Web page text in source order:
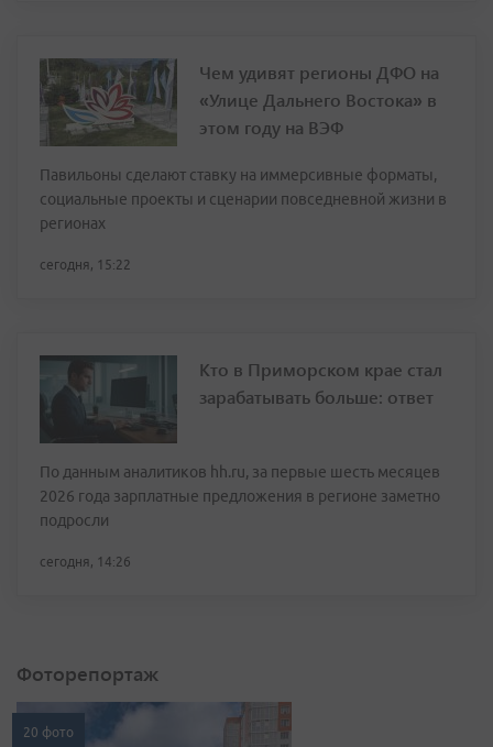
Чем удивят регионы ДФО на
«Улице Дальнего Востока» в
этом году на ВЭФ
Павильоны сделают ставку на иммерсивные форматы,
социальные проекты и сценарии повседневной жизни в
регионах
сегодня, 15:22
Кто в Приморском крае стал
зарабатывать больше: ответ
По данным аналитиков hh.ru, за первые шесть месяцев
2026 года зарплатные предложения в регионе заметно
подросли
сегодня, 14:26
Фоторепортаж
20 фото